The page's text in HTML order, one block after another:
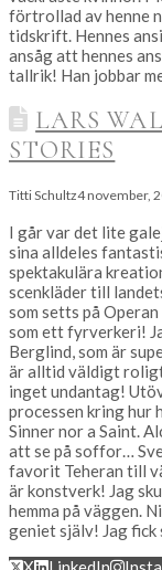
förtrollad av henne
tidskrift. Hennes
ansåg att hennes
tallrik! Han jobbar
LARS
STORIES
Titti Schultz4 november,
I går var det lite
sina alldeles
spektakulära
scenkläder till
som setts på
som ett fyrverkeri!
Berglind, som är
är alltid väldigt
inget undantag!
processen kring hur
Sinner nor a Saint.
att se på soffor…
favorit Teheran till
är konstverk! Jag
hemma på väggen.
geniet själv! Jag